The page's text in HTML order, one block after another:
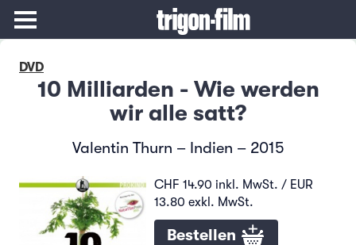
DVD
10 Milliarden - Wie werden
wir alle satt?
Valentin Thurn – Indien – 2015
CHF 14.90 inkl. MwSt. / EUR
13.80 exkl. MwSt.
Bestellen